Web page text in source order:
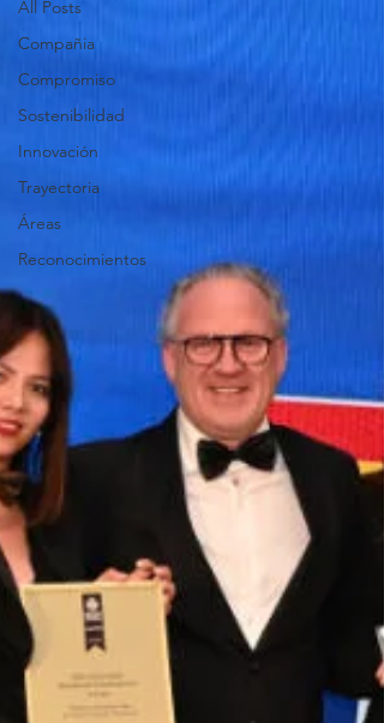
All Posts
Compañia
Compromiso
Sostenibilidad
Innovación
Trayectoria
Áreas
Reconocimientos